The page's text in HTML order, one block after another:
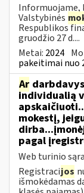
Informuojame,
Valstybinės
Respublikos
gruodžio 27 d....
Metai: 2024
pakeitimai nuo
Ar
individualią
mokestį,
pagal
Web turinio
Registracijos
išmokėdamas